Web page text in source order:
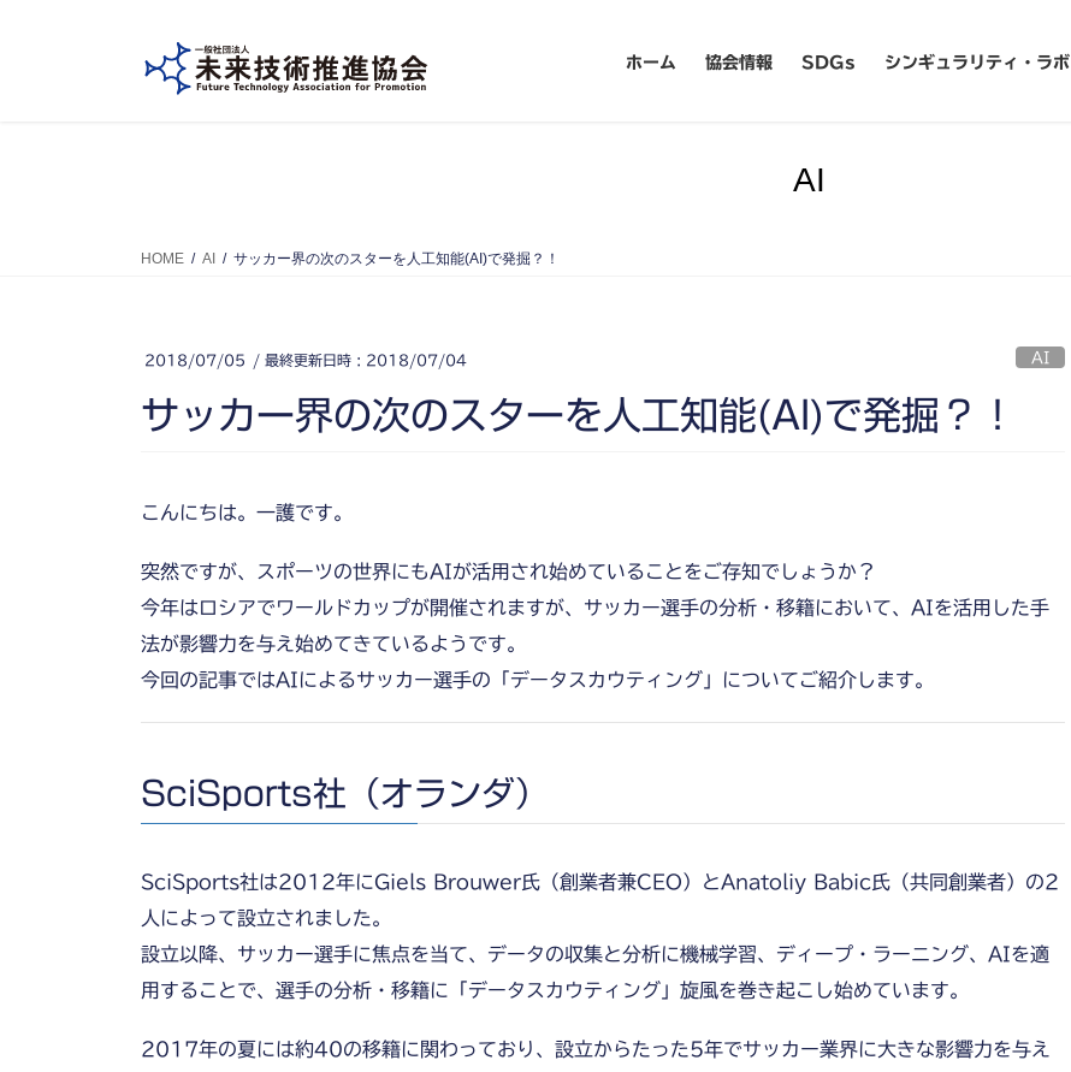
ホーム 協会情報 SDGs シンギュラリティ・ラボ
AI
HOME AI サッカー界の次のスターを人工知能(AI)で発掘？！
2018/07/05 / 最終更新日時 : 2018/07/04 AI
サッカー界の次のスターを人工知能(AI)で発掘？！
こんにちは。一護です。
突然ですが、スポーツの世界にもAIが活用され始めていることをご存知でしょうか？
今年はロシアでワールドカップが開催されますが、サッカー選手の分析・移籍において、AIを活用した手
法が影響力を与え始めてきているようです。
今回の記事ではAIによるサッカー選手の「データスカウティング」についてご紹介します。
SciSports社（オランダ）
SciSports社は2012年にGiels Brouwer氏（創業者兼CEO）とAnatoliy Babic氏（共同創業者）の2
人によって設立されました。
設立以降、サッカー選手に焦点を当て、データの収集と分析に機械学習、ディープ・ラーニング、AIを適
用することで、選手の分析・移籍に「データスカウティング」旋風を巻き起こし始めています。
2017年の夏には約40の移籍に関わっており、設立からたった5年でサッカー業界に大きな影響力を与え